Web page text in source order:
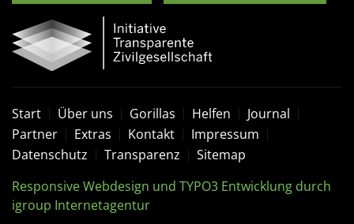
Start Über uns Gorillas Helfen
Journal
Partner
Extras Kontakt
Impressum
Datenschutz
Transparenz
Sitemap
Responsive Webdesign und TYPO3 Entwicklung durch
igroup Internetagentur